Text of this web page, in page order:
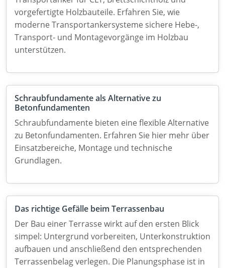
vorgefertigte Holzbauteile. Erfahren Sie, wie
moderne Transportankersysteme sichere Hebe-,
Transport- und Montagevorgänge im Holzbau
unterstützen.
Schraubfundamente als Alternative zu
Betonfundamenten
Schraubfundamente bieten eine flexible Alternative
zu Betonfundamenten. Erfahren Sie hier mehr über
Einsatzbereiche, Montage und technische
Grundlagen.
Das richtige Gefälle beim Terrassenbau
Der Bau einer Terrasse wirkt auf den ersten Blick
simpel: Untergrund vorbereiten, Unterkonstruktion
aufbauen und anschließend den entsprechenden
Terrassenbelag verlegen. Die Planungsphase ist in